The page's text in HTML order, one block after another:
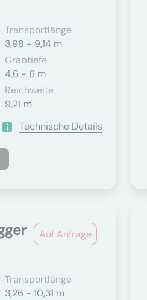
Transportlänge
3,98 - 9,14 m
Grabtiefe
4,6 - 6 m
Reichweite
9,21 m
Technische Details
Auf Anfrage
Transportlänge
3,26 - 10,31 m